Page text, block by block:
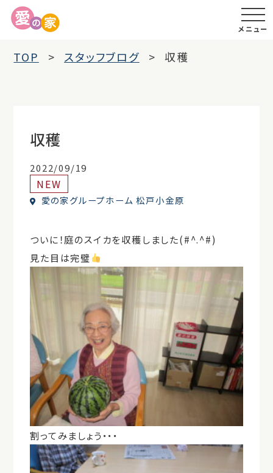
メニュー
TOP スタッフブログ 収穫
収穫
2022/09/19
NEW
愛の家グループホーム 松戸小金原
ついに！庭のスイカを収穫しました(#^.^#)
見た目は完璧
割ってみましょう・・・